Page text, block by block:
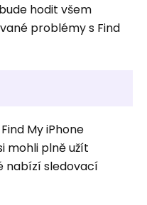
hodit všem
problémy s Find
My iPhone
mohli plně užít
nabízí sledovací